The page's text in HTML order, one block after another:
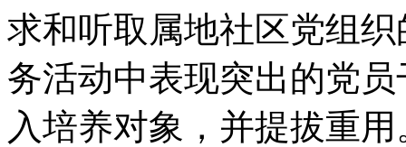
求和听取属地社区党组
务活动中表现突出的党
入培养对象，并提拔重用